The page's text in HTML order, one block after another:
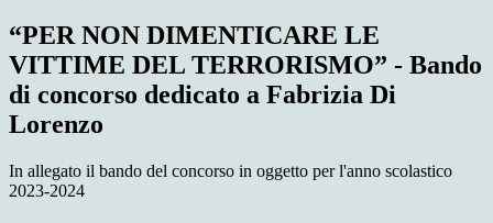
“PER NON DIMENTICARE LE
VITTIME DEL TERRORISMO” - Bando
di concorso dedicato a Fabrizia Di
Lorenzo
In allegato il bando del concorso in oggetto per l'anno scolastico
2023-2024